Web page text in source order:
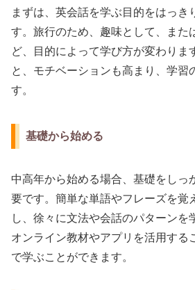
まずは、英会話を学ぶ目的をはっき
す。旅行のため、趣味として、また
ど、目的によって学び方が変わりま
と、モチベーションも高まり、学習
す。
基礎から始める
中高年から始める場合、基礎をしっ
要です。簡単な単語やフレーズを覚
し、徐々に文法や会話のパターンを
オンライン教材やアプリを活用する
で学ぶことができます。